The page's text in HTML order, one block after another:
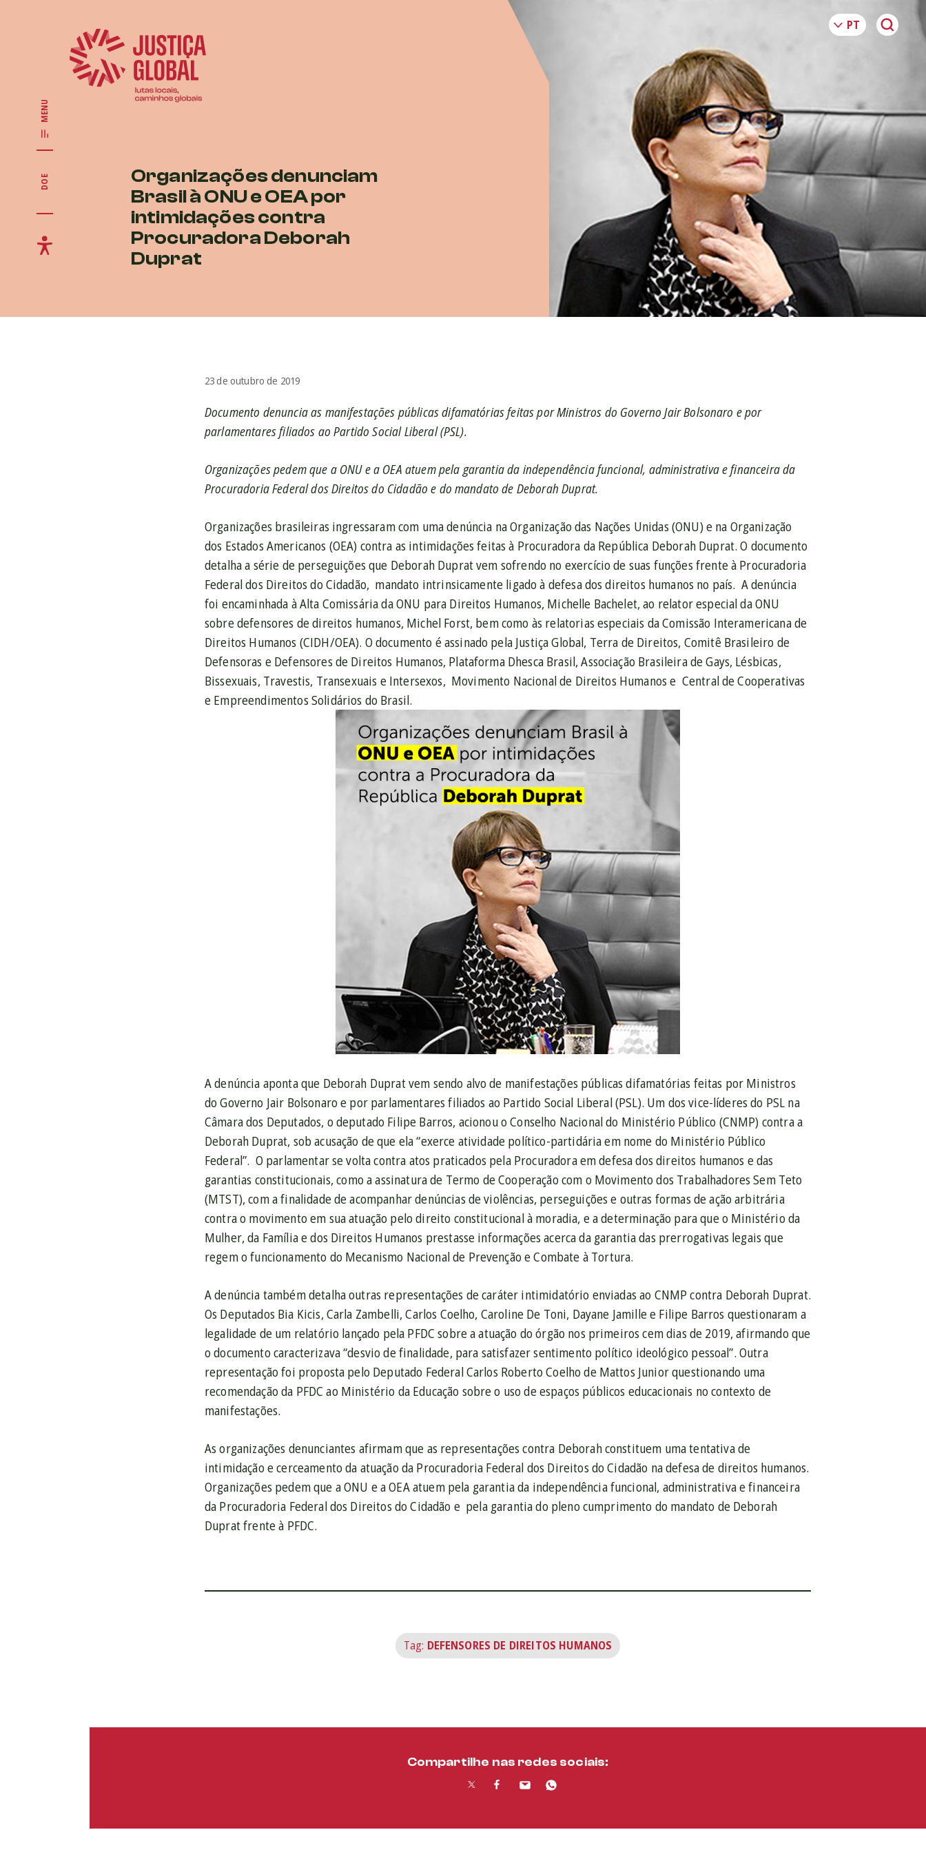
MENU
DOE
Organizações denunciam
Brasil à ONU e OEA por
intimidações contra
Procuradora Deborah
Duprat
23 de outubro de 2019
Documento denuncia as manifestações públicas difamatórias feitas por Ministros do Governo Jair Bolsonaro e por
parlamentares filiados ao Partido Social Liberal (PSL).
Organizações pedem que a ONU e a OEA atuem pela garantia da independência funcional, administrativa e financeira da
Procuradoria Federal dos Direitos do Cidadão e do mandato de Deborah Duprat.
Organizações brasileiras ingressaram com uma denúncia na Organização das Nações Unidas (ONU) e na Organização
dos Estados Americanos (OEA) contra as intimidações feitas à Procuradora da República Deborah Duprat. O documento
detalha a série de perseguições que Deborah Duprat vem sofrendo no exercício de suas funções frente à Procuradoria
Federal dos Direitos do Cidadão, mandato intrinsicamente ligado à defesa dos direitos humanos no país. A denúncia
foi encaminhada à Alta Comissária da ONU para Direitos Humanos, Michelle Bachelet, ao relator especial da ONU
sobre defensores de direitos humanos, Michel Forst, bem como às relatorias especiais da Comissão Interamericana de
Direitos Humanos (CIDH/OEA). O documento é assinado pela Justiça Global, Terra de Direitos, Comitê Brasileiro de
Defensoras e Defensores de Direitos Humanos, Plataforma Dhesca Brasil, Associação Brasileira de Gays, Lésbicas,
Bissexuais, Travestis, Transexuais e Intersexos, Movimento Nacional de Direitos Humanos e Central de Cooperativas
e Empreendimentos Solidários do Brasil.
A denúncia aponta que Deborah Duprat vem sendo alvo de manifestações públicas difamatórias feitas por Ministros
do Governo Jair Bolsonaro e por parlamentares filiados ao Partido Social Liberal (PSL). Um dos vice-líderes do PSL na
Câmara dos Deputados, o deputado Filipe Barros, acionou o Conselho Nacional do Ministério Público (CNMP) contra a
Deborah Duprat, sob acusação de que ela “exerce atividade político-partidária em nome do Ministério Público
Federal”. O parlamentar se volta contra atos praticados pela Procuradora em defesa dos direitos humanos e das
garantias constitucionais, como a assinatura de Termo de Cooperação com o Movimento dos Trabalhadores Sem Teto
(MTST), com a finalidade de acompanhar denúncias de violências, perseguições e outras formas de ação arbitrária
contra o movimento em sua atuação pelo direito constitucional à moradia, e a determinação para que o Ministério da
Mulher, da Família e dos Direitos Humanos prestasse informações acerca da garantia das prerrogativas legais que
regem o funcionamento do Mecanismo Nacional de Prevenção e Combate à Tortura.
A denúncia também detalha outras representações de caráter intimidatório enviadas ao CNMP contra Deborah Duprat.
Os Deputados Bia Kicis, Carla Zambelli, Carlos Coelho, Caroline De Toni, Dayane Jamille e Filipe Barros questionaram a
legalidade de um relatório lançado pela PFDC sobre a atuação do órgão nos primeiros cem dias de 2019, afirmando que
o documento caracterizava “desvio de finalidade, para satisfazer sentimento político ideológico pessoal”. Outra
representação foi proposta pelo Deputado Federal Carlos Roberto Coelho de Mattos Junior questionando uma
recomendação da PFDC ao Ministério da Educação sobre o uso de espaços públicos educacionais no contexto de
manifestações.
As organizações denunciantes afirmam que as representações contra Deborah constituem uma tentativa de
intimidação e cerceamento da atuação da Procuradoria Federal dos Direitos do Cidadão na defesa de direitos humanos.
Organizações pedem que a ONU e a OEA atuem pela garantia da independência funcional, administrativa e financeira
da Procuradoria Federal dos Direitos do Cidadão e pela garantia do pleno cumprimento do mandato de Deborah
Duprat frente à PFDC.
Tag: DEFENSORES DE DIREITOS HUMANOS
Compartilhe nas redes sociais: